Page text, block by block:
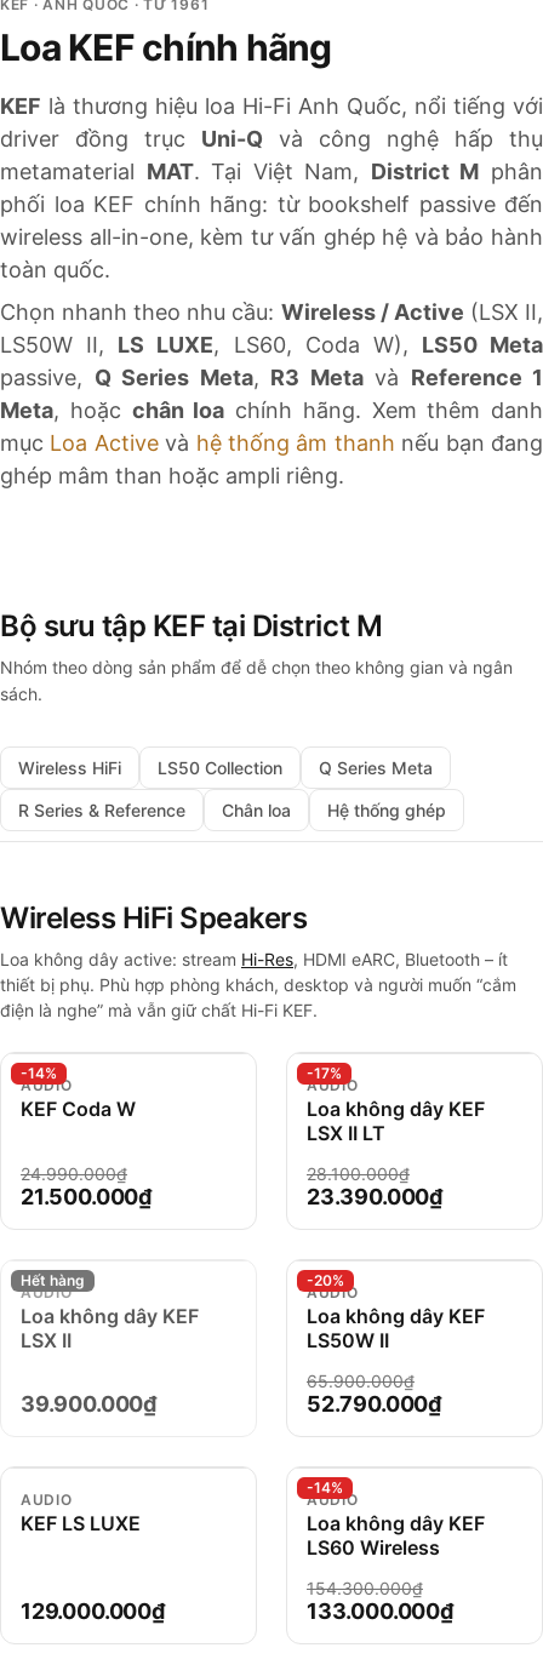
KEF · ANH QUỐC · TỪ 1961
Loa KEF chính hãng
KEF là thương hiệu loa Hi-Fi Anh Quốc, nổi tiếng với
driver đồng trục Uni-Q và công nghệ hấp thụ
metamaterial MAT. Tại Việt Nam, District M phân
phối loa KEF chính hãng: từ bookshelf passive đến
wireless all-in-one, kèm tư vấn ghép hệ và bảo hành
toàn quốc.
Chọn nhanh theo nhu cầu: Wireless / Active (LSX II,
LS50W II, LS LUXE, LS60, Coda W), LS50 Meta
passive, Q Series Meta, R3 Metavà Reference 1
Meta, hoặc chân loa chính hãng. Xem thêm danh
mục Loa Activevà hệ thống âm thanh nếu bạn đang
ghép mâm than hoặc ampli riêng.
Bộ sưu tập KEF tại District M
Nhóm theo dòng sản phẩm để dễ chọn theo không gian và ngân
sách.
Wireless HiFi LS50 Collection Q Series Meta
R Series & Reference Chân loa Hệ thống ghép
Wireless HiFi Speakers
Loa không dây active: stream Hi-Res, HDMI eARC, Bluetooth – ít
thiết bị phụ. Phù hợp phòng khách, desktop và người muốn “cắm
điện là nghe” mà vẫn giữ chất Hi-Fi KEF.
-14%
AUDIO
KEF Coda W
21.500.000₫
24.990.000₫
-17%
AUDIO
Loa không dây KEF
LSX II LT
23.390.000₫
28.100.000₫
Hết hàng
AUDIO
Loa không dây KEF
LSX II
39.900.000₫
-20%
AUDIO
Loa không dây KEF
LS50W II
52.790.000₫
65.900.000₫
AUDIO
KEF LS LUXE
129.000.000₫
-14%
AUDIO
Loa không dây KEF
LS60 Wireless
133.000.000₫
154.300.000₫